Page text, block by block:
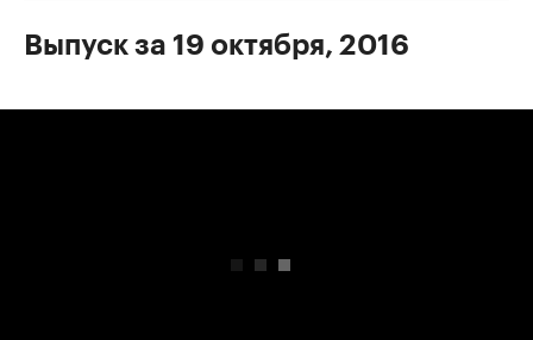
Выпуск за 19 октября, 2016